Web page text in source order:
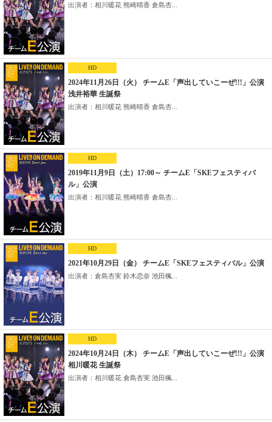
出演者：相川暖花 熊崎晴香 倉島杏...
HD
2024年11月26日（火） チームE「声出していこーぜ!!!」公演
浅井裕華 生誕祭
出演者：相川暖花 熊崎晴香 倉島杏...
HD
2019年11月9日（土）17:00～ チームE「SKEフェスティバ
ル」公演
出演者：相川暖花 熊崎晴香 倉島杏...
HD
2021年10月29日（金） チームE「SKEフェスティバル」公演
出演者：倉島杏実 鈴木恋奈 池田楓...
HD
2024年10月24日（木） チームE「声出していこーぜ!!!」公演
相川暖花 生誕祭
出演者：相川暖花 倉島杏実 池田楓...